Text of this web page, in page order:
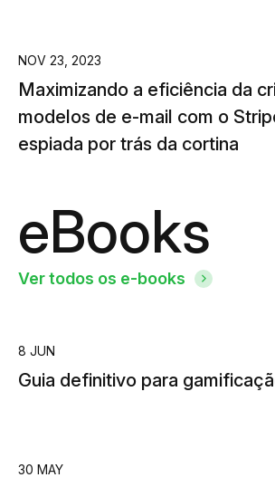
NOV 23, 2023
Maximizando a eficiência da
modelos de e-mail com o
espiada por trás da cortina
eBooks
Ver todos os e-books
8 JUN
Guia definitivo para
30 MAY